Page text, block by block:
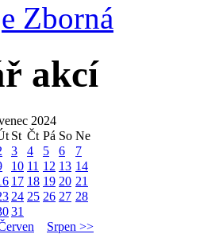
Zborná
akcí
2024
St Čt Pá So Ne
3 4 5 6
7
10 11 12 13 14
17 18 19 20 21
24 25 26 27 28
31
Srpen >>